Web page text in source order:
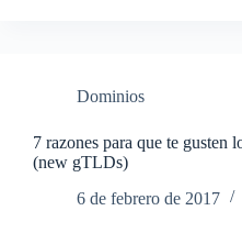
Dominios
7 razones para que te gusten
(new gTLDs)
6 de febrero de 2017